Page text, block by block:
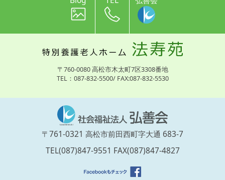
〒760-0080 高松市木太町7区3308番地
TEL：087-832-5500/ FAX:087-832-5530
〒761-0321 高松市前田西町字大通 683-7
TEL(087)847-9551 FAX(087)847-4827